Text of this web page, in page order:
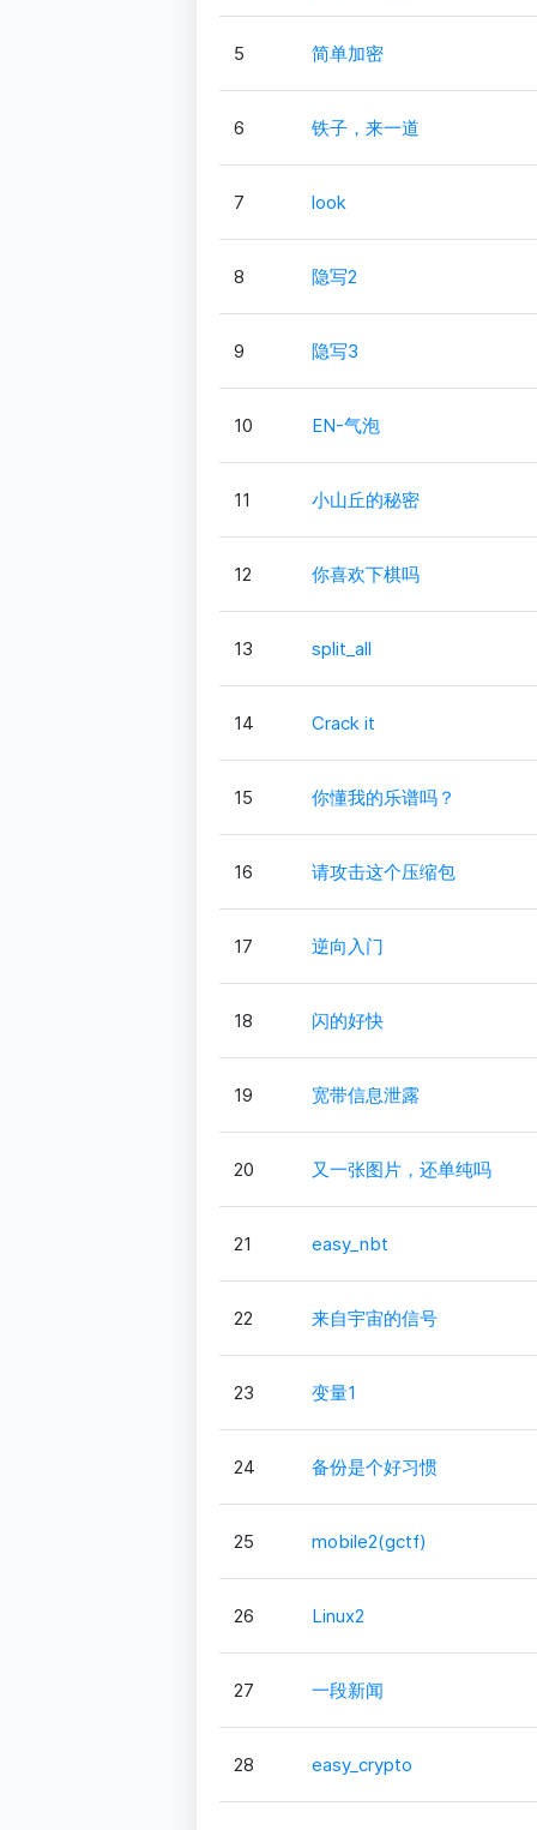
5 简单加密
6 铁子，来一道
7 look
8 隐写2
9 隐写3
10 EN-气泡
11 小山丘的秘密
12 你喜欢下棋吗
13 split_all
14 Crack it
15 你懂我的乐谱吗？
16 请攻击这个压缩包
17 逆向入门
18 闪的好快
19 宽带信息泄露
20 又一张图片，还单纯吗
21 easy_nbt
22 来自宇宙的信号
23 变量1
24 备份是个好习惯
25 mobile2(gctf)
26 Linux2
27 一段新闻
28 easy_crypto